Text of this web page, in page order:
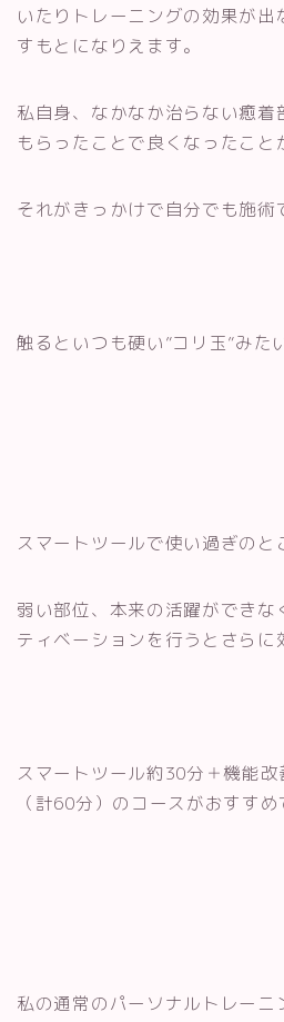
いたりトレーニングの効果が出
すもとになりえます。
私自身、なかなか治らない癒着
もらったことで良くなったこと
それがきっかけで自分でも施術
触るといつも硬い”コリ玉”みた
スマートツールで使い過ぎのと
弱い部位、本来の活躍ができな
ティベーションを行うとさらに
スマートツール約30分＋機能
（計60分）のコースがおすすめ
私の通常のパーソナルトレーニ